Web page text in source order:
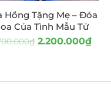
Hồng Tặng Mẹ – Đóa
Của Tình Mẫu Tử
₫ 2.200.000₫